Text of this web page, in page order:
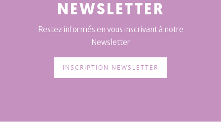
NEWSLETTER
Restez informés en vous inscrivant à notre
Newsletter
INSCRIPTION NEWSLETTER